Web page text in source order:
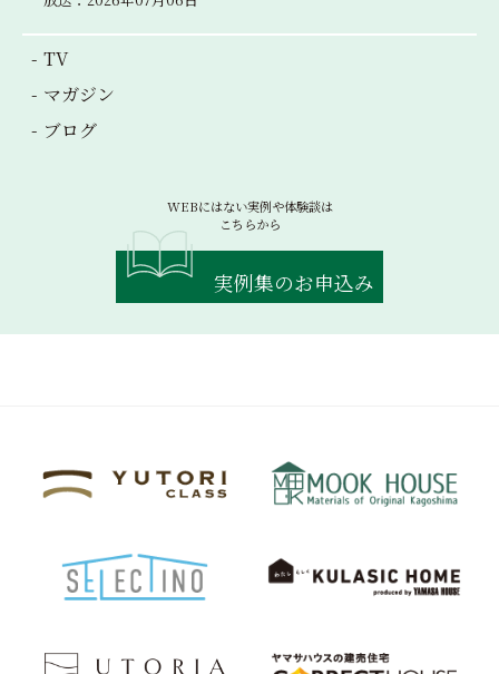
TV
マガジン
ブログ
WEBにはない実例や体験談は
こちらから
実例集のお申込み